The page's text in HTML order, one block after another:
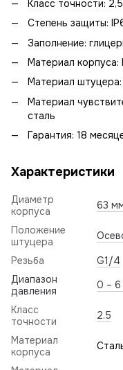
Класс точности: 2,5
Степень защиты:
Заполнение:
Материал
Материал
Материал
сталь
Гарантия: 18
Характеристики
Диаметр
корпуса
63
Положение
штуцера
Резьба
G1/4
Диапазон
давления
0 – 6
Класс
точности
2.5
Материал
корпуса